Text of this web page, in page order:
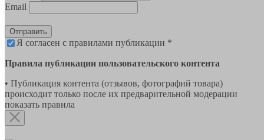
Email
Отправить
Я согласен с правилами публикации *
Правила публикации пользовательского контента
• Публикация контента (отзывов, фотографий товара)
происходит только после их предварительной модерации
показать правила